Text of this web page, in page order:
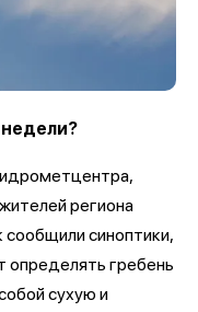
недели?
региона
синоптики,
определять гребень
сухую и